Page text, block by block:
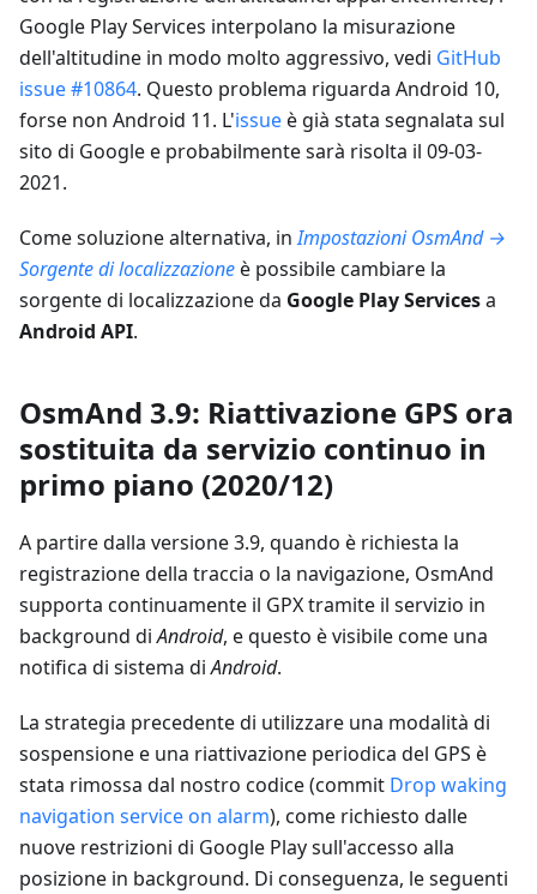
Google Play Services interpolano la misurazione
dell'altitudine in modo molto aggressivo, vedi GitHub
issue #10864. Questo problema riguarda Android 10,
forse non Android 11. L'issueè già stata segnalata sul
sito di Google e probabilmente sarà risolta il 09-03-
2021.
Come soluzione alternativa, inImpostazioni OsmAnd →
Sorgente di localizzazioneè possibile cambiare la
sorgente di localizzazione da Google Play Servicesa
Android API.
OsmAnd 3.9: Riattivazione GPS ora
sostituita da servizio continuo in
primo piano (2020/12)
A partire dalla versione 3.9, quando è richiesta la
registrazione della traccia o la navigazione, OsmAnd
supporta continuamente il GPX tramite il servizio in
background diAndroid, e questo è visibile come una
notifica di sistema diAndroid.
La strategia precedente di utilizzare una modalità di
sospensione e una riattivazione periodica del GPS è
stata rimossa dal nostro codice (commit Drop waking
navigation service on alarm), come richiesto dalle
nuove restrizioni di Google Play sull'accesso alla
posizione in background. Di conseguenza, le seguenti